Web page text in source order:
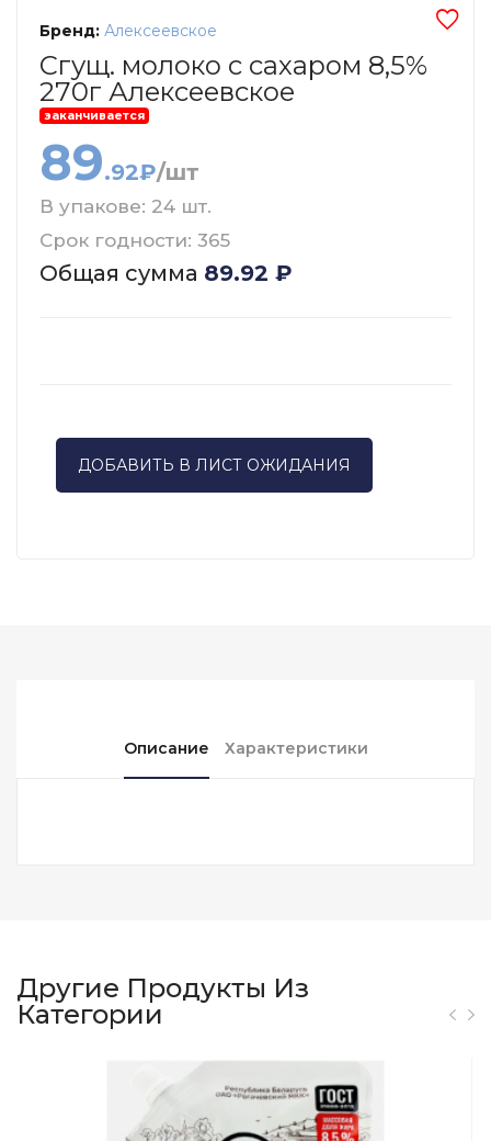
Бренд: Алексеевское
Сгущ. молоко с сахаром 8,5%
270г Алексеевское
заканчивается
89.92₽/шт
В упакове: 24 шт.
Срок годности: 365
Общая сумма 89.92 ₽
ДОБАВИТЬ В ЛИСТ ОЖИДАНИЯ
Описание Характеристики
Другие Продукты Из
Категории